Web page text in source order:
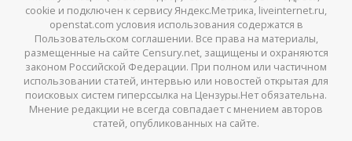
cookie и подключен к сервису Яндекс.Метрика, liveinternet.ru,
openstat.com условия использования содержатся в
Пользовательском соглашении. Все права на материалы,
размещенные на сайте Censury.net, защищены и охраняются
законом Российской Федерации. При полном или частичном
использовании статей, интервью или новостей открытая для
поисковых систем гиперссылка на Цензуры.Нет обязательна.
Мнение редакции не всегда совпадает с мнением авторов
статей, опубликованных на сайте.